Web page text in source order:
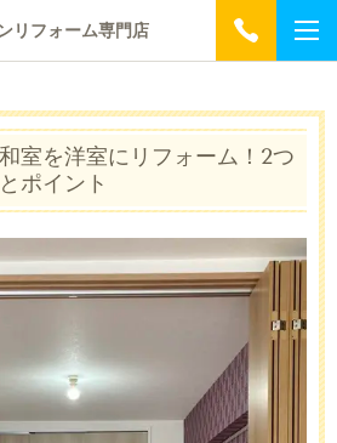
リフォーム専門店
室を洋室にリフォーム！2つ
ポイント